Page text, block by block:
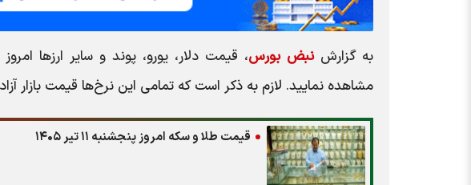
به گزارشنبض بورس
مشاهده نمایید. لازم به ذکر است که تمامی این نرخ‌ها قیمت بازار آزاد
قیمت طلا و سکه امروز پنجشنبه ۱۱ تیر ۱۴۰۵